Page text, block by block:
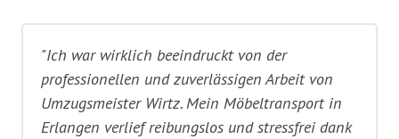
"Ich war wirklich beeindruckt von der
professionellen und zuverlässigen Arbeit von
Umzugsmeister Wirtz. Mein Möbeltransport in
Erlangen verlief reibungslos und stressfrei dank